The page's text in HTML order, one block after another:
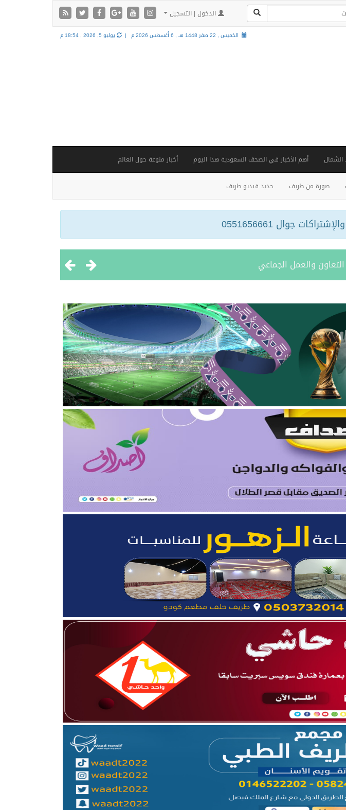
الدخول | التسجيل
الخميس , 22 صفر 1448 هـ , 6 أغسطس 2026 م | يوليو 5, 2026 , 18:54 م
الشمال أهم الأخبار في الصحف السعودية هذا اليوم أخبار منوعة حول العالم
صورة من طريف جديد فيديو طريف
نادي المساعدية بمناسبة تحقيق بطولتين إقليميتين
منطقة الحدود الشمالية
الحدود الشمالية
البشرية بالمنطقة لعام 2025
شمالي 2026”
من الدورة الصيفية “ربيع القلوب”
والعمل الجماعي